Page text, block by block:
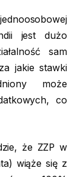
jest dużo
sam
jakie stawki
może
co
że ZZP w
wiąże się z